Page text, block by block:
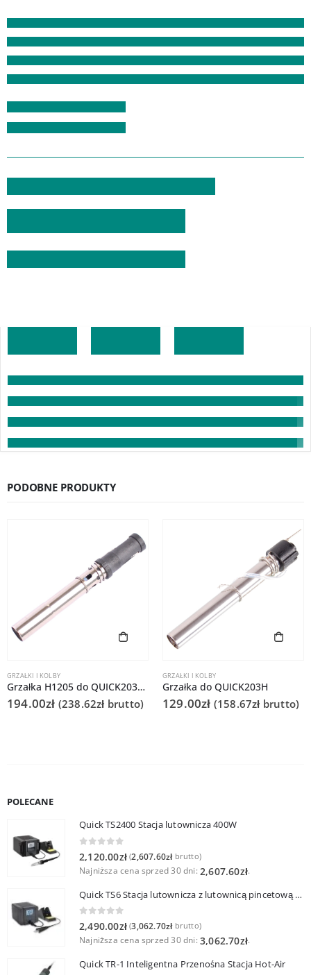
PODOBNE PRODUKTY
GRZAŁKI I KOLBY
Grzałka H1205 do QUICK203G i TS2300 (do lutownicy QUICK 902A i TSS31B)
194.00zł (238.62zł brutto)
GRZAŁKI I KOLBY
Grzałka do QUICK203H
129.00zł (158.67zł brutto)
POLECANE
Quick TS2400 Stacja lutownicza 400W
2,120.00zł (2,607.60złbrutto)
Najniższa cena sprzed 30 dni: 2,607.60zł.
Quick TS6 Stacja lutownicza z lutownicą pincetową 60W
0 out of 5
2,490.00zł (3,062.70złbrutto)
Najniższa cena sprzed 30 dni: 3,062.70zł.
Quick TR-1 Inteligentna Przenośna Stacja Hot-Air